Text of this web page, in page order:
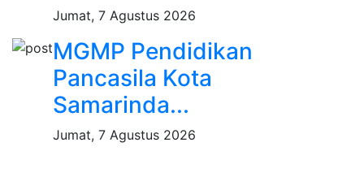
Jumat, 7 Agustus 2026
MGMP Pendidikan
Pancasila Kota
Samarinda...
Jumat, 7 Agustus 2026